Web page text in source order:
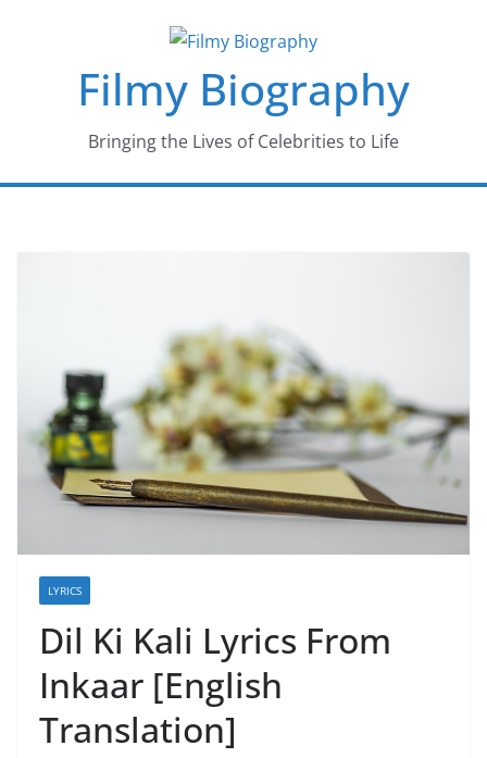
Filmy Biography
Bringing the Lives of Celebrities to Life
LYRICS
Dil Ki Kali Lyrics From
Inkaar [English
Translation]